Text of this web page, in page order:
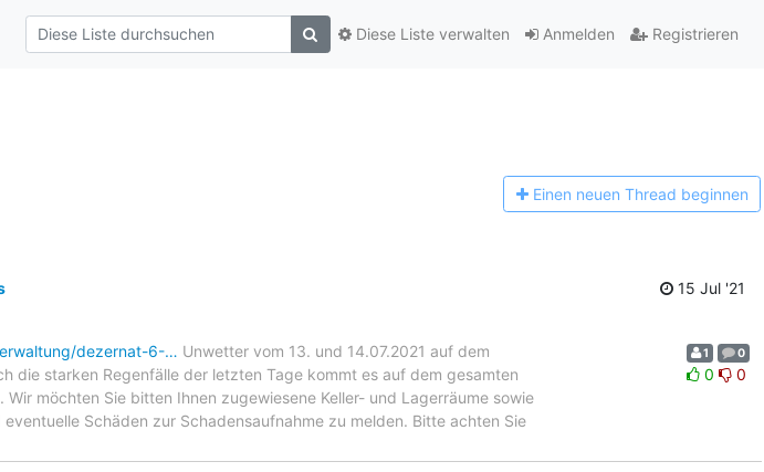
Anmelden Registrieren
Diese Liste verwalten
Einen neuen Thread beginnen
15 Jul '21
dezernat-6-… Unwetter vom 13. und 14.07.2021 auf dem
die starken Regenfälle der letzten Tage kommt es auf dem gesamten
möchten Sie bitten Ihnen zugewiesene Keller- und Lagerräume sowie
Schäden zur Schadensaufnahme zu melden. Bitte achten Sie
1 0
0 0